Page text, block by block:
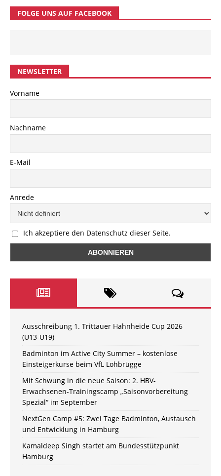
FOLGE UNS AUF FACEBOOK
NEWSLETTER
Vorname
Nachname
E-Mail
Anrede
Ich akzeptiere den Datenschutz dieser Seite.
Ausschreibung 1. Trittauer Hahnheide Cup 2026
(U13-U19)
Badminton im Active City Summer – kostenlose
Einsteigerkurse beim VfL Lohbrügge
Mit Schwung in die neue Saison: 2. HBV-
Erwachsenen-Trainingscamp „Saisonvorbereitung
Spezial“ im September
NextGen Camp #5: Zwei Tage Badminton, Austausch
und Entwicklung in Hamburg
Kamaldeep Singh startet am Bundesstützpunkt
Hamburg